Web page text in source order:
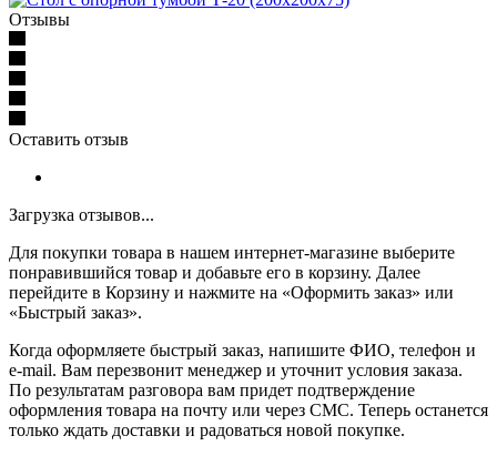
Отзывы
Оставить отзыв
Загрузка отзывов...
Для покупки товара в нашем интернет-магазине выберите
понравившийся товар и добавьте его в корзину. Далее
перейдите в Корзину и нажмите на «Оформить заказ» или
«Быстрый заказ».
Когда оформляете быстрый заказ, напишите ФИО, телефон и
e-mail. Вам перезвонит менеджер и уточнит условия заказа.
По результатам разговора вам придет подтверждение
оформления товара на почту или через СМС. Теперь останется
только ждать доставки и радоваться новой покупке.